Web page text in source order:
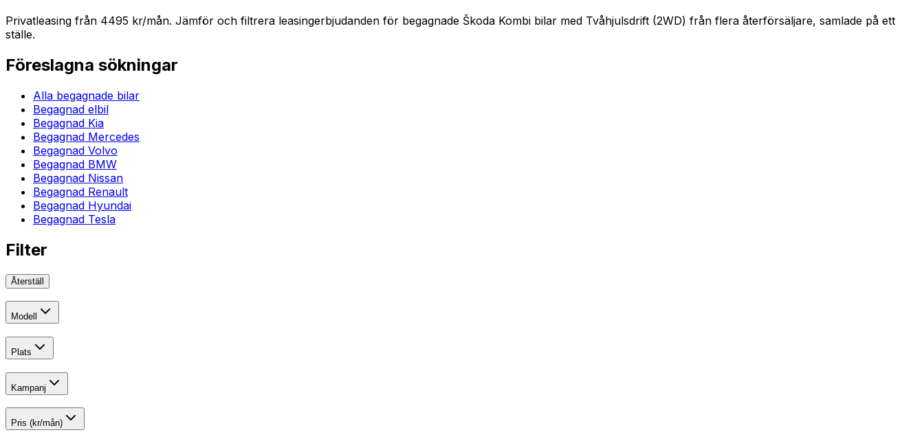
Privatleasing från 4495 kr/mån. Jämför och filtrera leasingerbjudanden för begagnade Škoda Kombi bilar med Tvåhjulsdrift (2WD) från flera återförsäljare, samlade på ett
ställe.
Föreslagna sökningar
Alla begagnade bilar
Begagnad elbil
Begagnad Kia
Begagnad Mercedes
Begagnad Volvo
Begagnad BMW
Begagnad Nissan
Begagnad Renault
Begagnad Hyundai
Begagnad Tesla
Filter
Återställ
Modell
Plats
Kampanj
Pris (kr/mån)